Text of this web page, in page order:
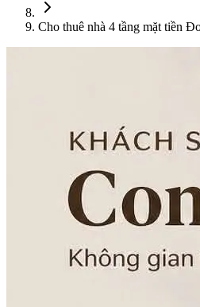
Cho thuê nhà 4 tầng mặt tiền